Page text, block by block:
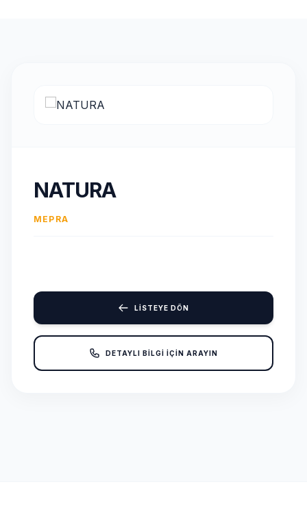
NATURA
MEPRA
LİSTEYE DÖN
DETAYLI BİLGİ İÇİN ARAYIN